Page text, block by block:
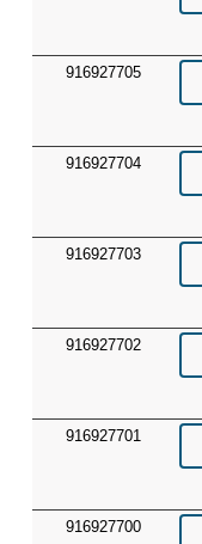
916927705
916927704
916927703
916927702
916927701
916927700